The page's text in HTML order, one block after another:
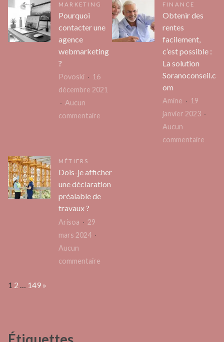
salarié
licencié
MARKETING
Pourquoi
contacter une
agence
webmarketing
?
Povoski
16
décembre 2021
Aucun
commentaire
webmarketing
?
FINANCE
Obtenir des
rentes
facilement,
c’est possible :
La solution
Soranoconseil.c
om
Amine
19
janvier 2023
Aucun
commentaire
MÉTIERS
Dois-je afficher
une déclaration
préalable de
travaux ?
Arisoa
29
mars 2024
Aucun
commentaire
Page:
1 2 … 149 Next
»